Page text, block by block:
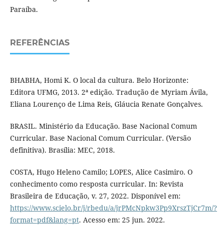
Paraíba.
REFERÊNCIAS
BHABHA, Homi K. O local da cultura. Belo Horizonte:
Editora UFMG, 2013. 2ª edição. Tradução de Myriam Ávila,
Eliana Lourenço de Lima Reis, Gláucia Renate Gonçalves.
BRASIL. Ministério da Educação. Base Nacional Comum
Curricular. Base Nacional Comum Curricular. (Versão
definitiva). Brasília: MEC, 2018.
COSTA, Hugo Heleno Camilo; LOPES, Alice Casimiro. O
conhecimento como resposta curricular. In: Revista
Brasileira de Educação, v. 27, 2022. Disponível em:
https://www.scielo.br/j/rbedu/a/jrPMcNpkw3Pp9XrszTjCr7m/?
format=pdf&lang=pt. Acesso em: 25 jun. 2022.